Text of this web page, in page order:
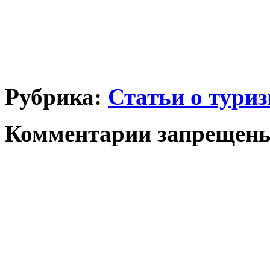
Рубрика: Статьи о
Комментарии